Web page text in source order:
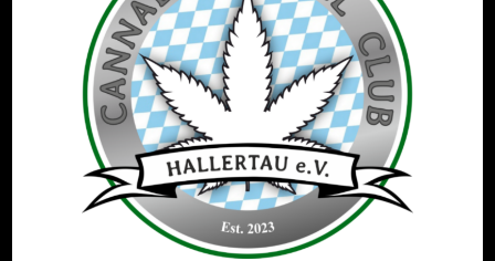
Alkoholkonsumenten, die nun auch im Rahmen dieser
Klage auf den rechtlichen Prüfstand soll.
Bliebe es bei diesem sinnfreien Populismus, könnte dies
noch unter das Recht der persönlichen
Meinungsäußerung fallen. Jedoch nutzt die bayerische
Staatsregierung ihr Amt aus, um verfassungswidrig das
von der Bundesregierung evaluierte und festgelegte
Gesetz zu unterlaufen und stellenweise sogar gänzlich
zu kippen. Zu dieser Meinung kam auch ein großes